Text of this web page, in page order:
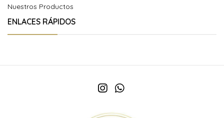
Nuestros Productos
ENLACES RÁPIDOS